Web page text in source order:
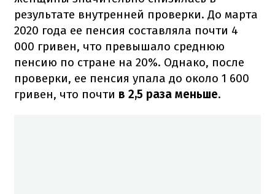
результате внутренней проверки. До марта
2020 года ее пенсия составляла почти 4
000 гривен, что превышало среднюю
пенсию по стране на 20%. Однако, после
проверки, ее пенсия упала до около 1 600
гривен, что почти в 2,5 раза меньше.